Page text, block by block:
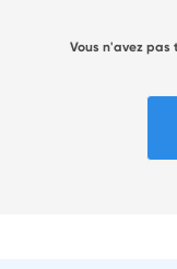
Vous n'avez pas